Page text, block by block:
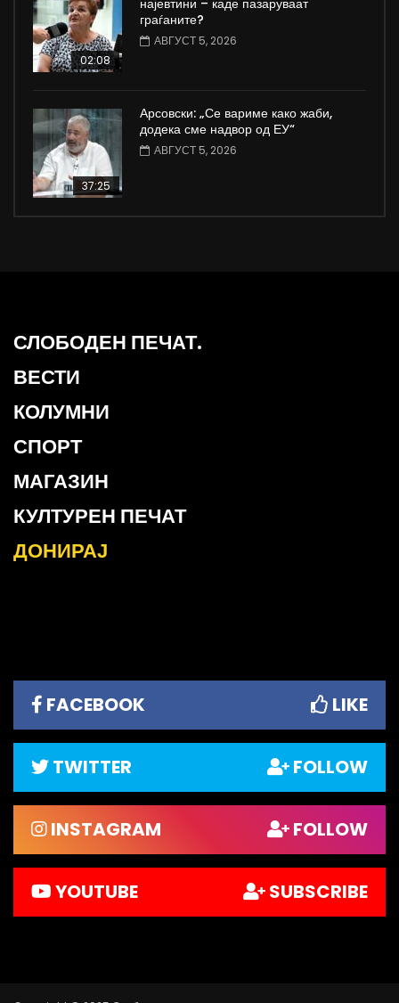
02:08
граѓаните?
АВГУСТ 5, 2026
37:25
Арсовски: „Се вариме како жаби,
додека сме надвор од ЕУ“
АВГУСТ 5, 2026
СЛОБОДЕН ПЕЧАТ.
ВЕСТИ
КОЛУМНИ
СПОРТ
МАГАЗИН
КУЛТУРЕН ПЕЧАТ
ДОНИРАЈ
FACEBOOK LIKE
TWITTER FOLLOW
INSTAGRAM FOLLOW
YOUTUBE SUBSCRIBE